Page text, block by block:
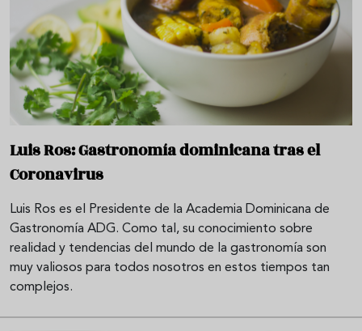
Luis Ros: Gastronomía dominicana tras el
Coronavirus
Luis Ros es el Presidente de la Academia Dominicana de
Gastronomía ADG. Como tal, su conocimiento sobre
realidad y tendencias del mundo de la gastronomía son
muy valiosos para todos nosotros en estos tiempos tan
complejos.